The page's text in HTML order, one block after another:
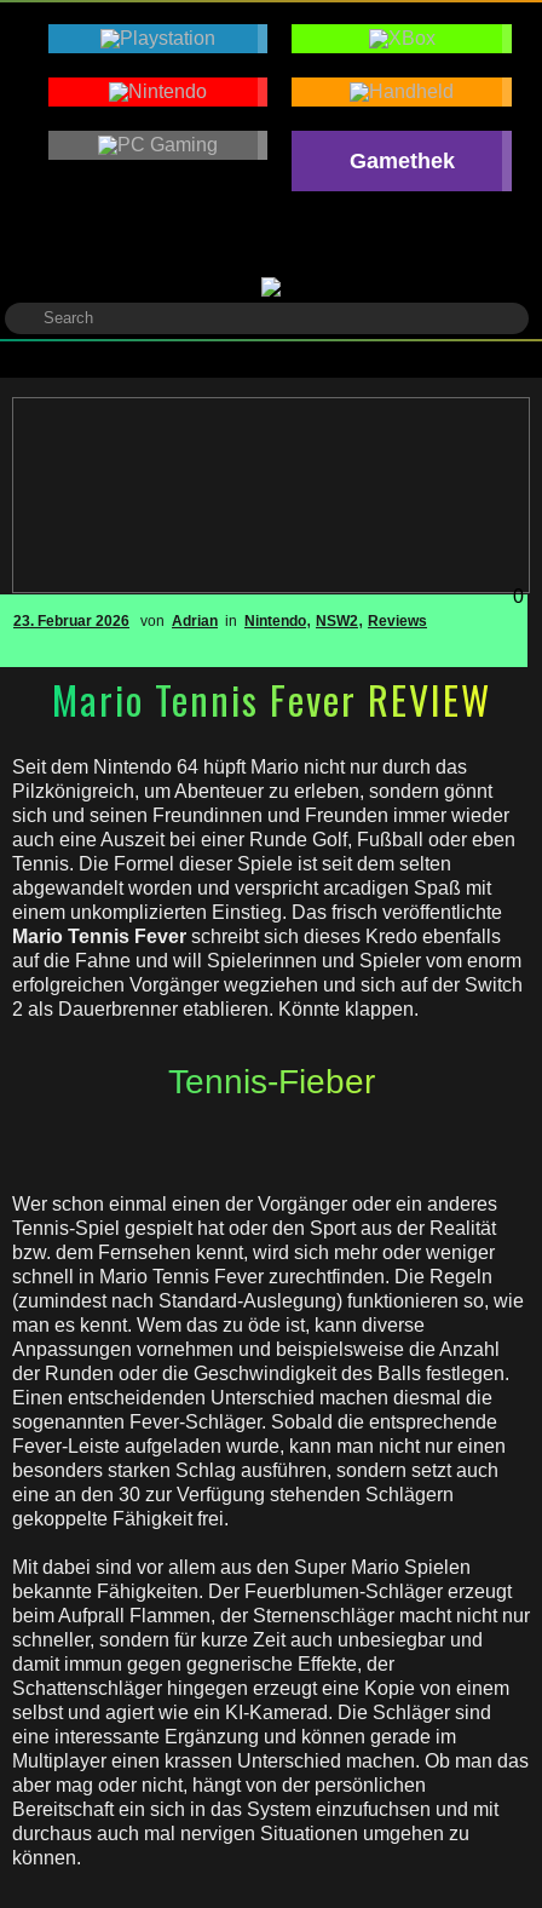
Gamethek
23. Februar 2026 von Adrian in Nintendo, NSW2, Reviews
0
Mario Tennis Fever REVIEW
Seit dem Nintendo 64 hüpft Mario nicht nur durch das
Pilzkönigreich, um Abenteuer zu erleben, sondern gönnt
sich und seinen Freundinnen und Freunden immer wieder
auch eine Auszeit bei einer Runde Golf, Fußball oder eben
Tennis. Die Formel dieser Spiele ist seit dem selten
abgewandelt worden und verspricht arcadigen Spaß mit
einem unkomplizierten Einstieg. Das frisch veröffentlichte
Mario Tennis Fever schreibt sich dieses Kredo ebenfalls
auf die Fahne und will Spielerinnen und Spieler vom enorm
erfolgreichen Vorgänger wegziehen und sich auf der Switch
2 als Dauerbrenner etablieren. Könnte klappen.
Tennis-Fieber
Wer schon einmal einen der Vorgänger oder ein anderes
Tennis-Spiel gespielt hat oder den Sport aus der Realität
bzw. dem Fernsehen kennt, wird sich mehr oder weniger
schnell in Mario Tennis Fever zurechtfinden. Die Regeln
(zumindest nach Standard-Auslegung) funktionieren so, wie
man es kennt. Wem das zu öde ist, kann diverse
Anpassungen vornehmen und beispielsweise die Anzahl
der Runden oder die Geschwindigkeit des Balls festlegen.
Einen entscheidenden Unterschied machen diesmal die
sogenannten Fever-Schläger. Sobald die entsprechende
Fever-Leiste aufgeladen wurde, kann man nicht nur einen
besonders starken Schlag ausführen, sondern setzt auch
eine an den 30 zur Verfügung stehenden Schlägern
gekoppelte Fähigkeit frei.
Mit dabei sind vor allem aus den Super Mario Spielen
bekannte Fähigkeiten. Der Feuerblumen-Schläger erzeugt
beim Aufprall Flammen, der Sternenschläger macht nicht nur
schneller, sondern für kurze Zeit auch unbesiegbar und
damit immun gegen gegnerische Effekte, der
Schattenschläger hingegen erzeugt eine Kopie von einem
selbst und agiert wie ein KI-Kamerad. Die Schläger sind
eine interessante Ergänzung und können gerade im
Multiplayer einen krassen Unterschied machen. Ob man das
aber mag oder nicht, hängt von der persönlichen
Bereitschaft ein sich in das System einzufuchsen und mit
durchaus auch mal nervigen Situationen umgehen zu
können.